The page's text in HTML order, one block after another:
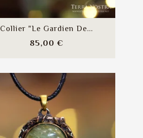
Collier "Le Gardien De...
85,00 €